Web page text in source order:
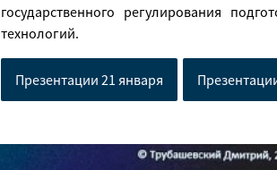
государственного регулирования
технологий.
Презентации 21 января